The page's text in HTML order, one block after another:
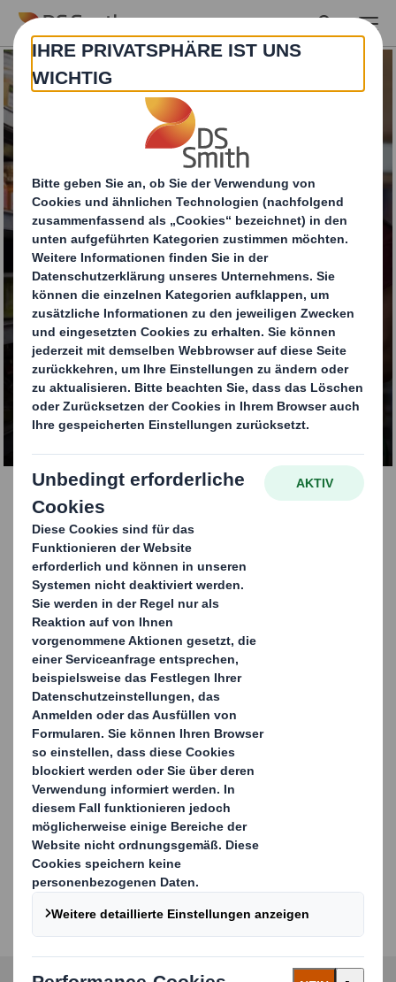
Skip to main content
Quick Display
KONTAKTIEREN SIE UNS
Quick Display
Quick Displays setzen Ihre Produkte am Point-of-Sale in
Sekundenschnelle und mit nur wenigen Handgriffen
perfekt in Szene. Die innovative, abverkaufsstarke
Zweitplatzierung punktet insbesondere mit ihren
Handlingsvorteilen: Das vorkonfektionierte Display
kann in nur 15 Sekunden aufgerichtet werden. Somit
können Kosten für Co-Packing gespart und beim Aufbau
im Handel das Handling enorm erleichtert werden.
Quick Displays bieten ein hohes Maß an Flexibilität. Sie
können individuell und hochwertig im Flexo-, Offset-
oder Digitaldruck bedruckt werden und sind in
unterschiedlichen Displaygrößen produzierbar.
Mit Quick Displays helfen wir Ihnen, Ihren Umsatz zu
steigern und sich vom Wettbewerb am Point-of-Sale
abzuheben.
Carousel. Use previous and next buttons to move